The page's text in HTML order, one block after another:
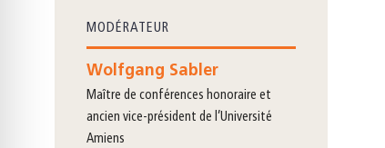
MODÉRATEUR
Wolfgang Sabler
maître de conférences honoraire et
ancien vice-président de l’Université
Amiens